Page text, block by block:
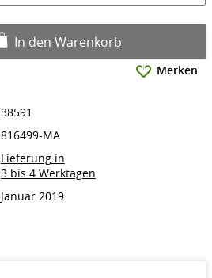
In den Warenkorb
Merken
38591
816499-MA
Lieferung in
3 bis 4 Werktagen
Januar 2019